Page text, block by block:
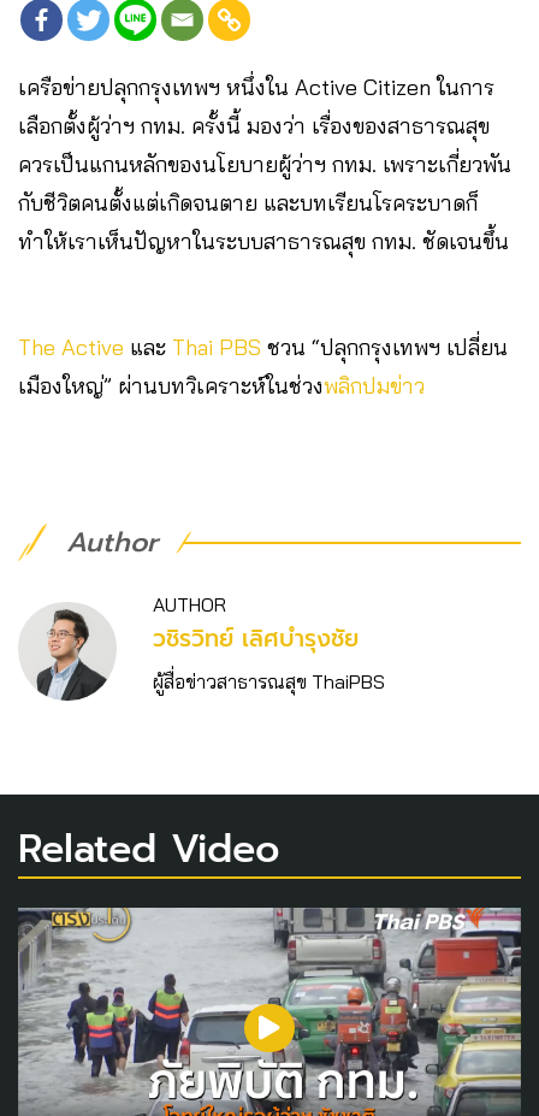
เครือข่ายปลุกกรุงเทพฯ หนึ่งใน Active Citizen ในการ
เลือกตั้งผู้ว่าฯ กทม. ครั้งนี้ มองว่า เรื่องของสาธารณสุข
ควรเป็นแกนหลักของนโยบายผู้ว่าฯ กทม. เพราะเกี่ยวพัน
กับชีวิตคนตั้งแต่เกิดจนตาย และบทเรียนโรคระบาดก็
ทำให้เราเห็นปัญหาในระบบสาธารณสุข กทม. ชัดเจนขึ้น
The Active และ Thai PBS ชวน “ปลุกกรุงเทพฯ เปลี่ยน
เมืองใหญ่” ผ่านบทวิเคราะห์ในช่วงพลิกปมข่าว
Author
AUTHOR
วชิร​วิทย์​ เลิศบำรุงชัย
ผู้สื่อข่าวสาธารณสุข ThaiPBS
Related Video